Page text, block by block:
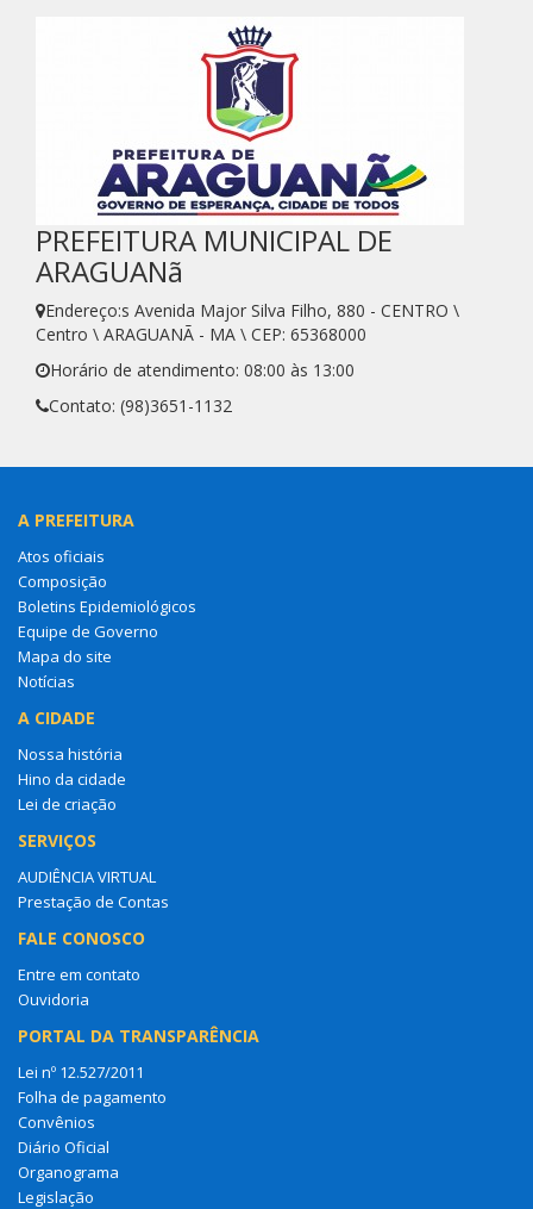
PREFEITURA MUNICIPAL DE
ARAGUANã
Endereço:s Avenida Major Silva Filho, 880 - CENTRO \
Centro \ ARAGUANÃ - MA \ CEP: 65368000
Horário de atendimento: 08:00 às 13:00
Contato: (98)3651-1132
A PREFEITURA
Atos oficiais
Composição
Boletins Epidemiológicos
Equipe de Governo
Mapa do site
Notícias
A CIDADE
Nossa história
Hino da cidade
Lei de criação
SERVIÇOS
AUDIÊNCIA VIRTUAL
Prestação de Contas
FALE CONOSCO
Entre em contato
Ouvidoria
PORTAL DA TRANSPARÊNCIA
Lei nº 12.527/2011
Folha de pagamento
Convênios
Diário Oficial
Organograma
Legislação